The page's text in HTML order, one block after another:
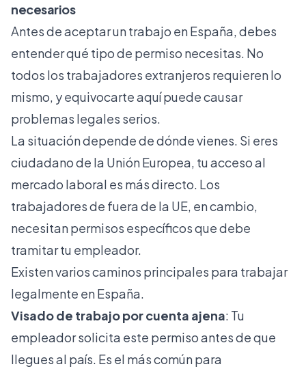
necesarios
Antes de aceptar un trabajo en España, debes
entender qué tipo de permiso necesitas. No
todos los trabajadores extranjeros requieren lo
mismo, y equivocarte aquí puede causar
problemas legales serios.
La situación depende de dónde vienes. Si eres
ciudadano de la Unión Europea, tu acceso al
mercado laboral es más directo. Los
trabajadores de fuera de la UE, en cambio,
necesitan permisos específicos que debe
tramitar tu empleador.
Existen varios caminos principales para trabajar
legalmente en España.
Visado de trabajo por cuenta ajena: Tu
empleador solicita este permiso antes de que
llegues al país. Es el más común para